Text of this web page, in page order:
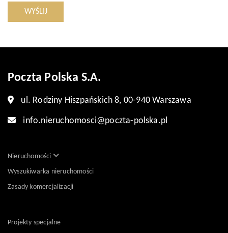
WYŚLIJ
Poczta Polska S.A.
ul. Rodziny Hiszpańskich 8, 00-940 Warszawa
info.nieruchomosci@poczta-polska.pl
Nieruchomości
Wyszukiwarka nieruchomości
Zasady komercjalizacji
Projekty specjalne